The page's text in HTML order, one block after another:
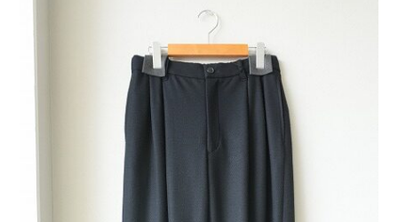
alvana【アルヴァナ】
Arbor【アルボル】
asics【アシックス】
awasa【アワサ】
BARAILLE＆GARMENTS【バライルアンドガーメンツ】